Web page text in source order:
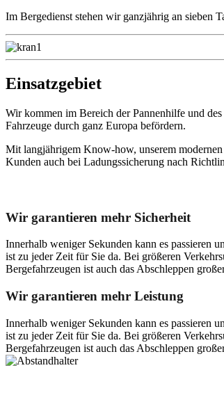
Im Bergedienst stehen wir ganzjährig an sieben
Einsatzgebiet
Wir kommen im Bereich der Pannenhilfe und
Fahrzeuge durch ganz Europa befördern.
Mit langjährigem Know-how, unserem
Kunden auch bei Ladungssicherung nach
Wir garantieren mehr Sicherheit
Innerhalb weniger Sekunden kann es passieren
ist zu jeder Zeit für Sie da. Bei größeren
Bergefahrzeugen ist auch das Abschleppen
Wir garantieren mehr Leistung
Innerhalb weniger Sekunden kann es passieren
ist zu jeder Zeit für Sie da. Bei größeren
Bergefahrzeugen ist auch das Abschleppen